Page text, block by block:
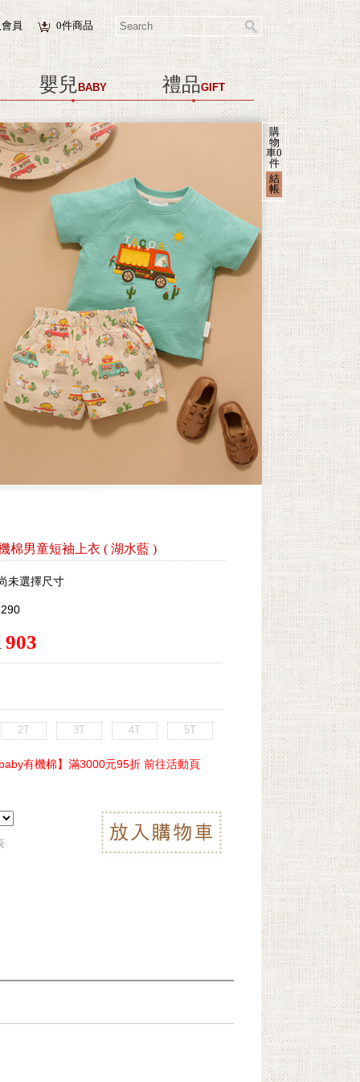
員 0件商品
嬰兒 BABY 禮品GIFT
購
物
車0
件
結
帳
棉男童短袖上衣 ( 湖水藍 )
未選擇尺寸
903
2T 3T 4T 5T
有機棉】滿3000元95折 前往活動頁